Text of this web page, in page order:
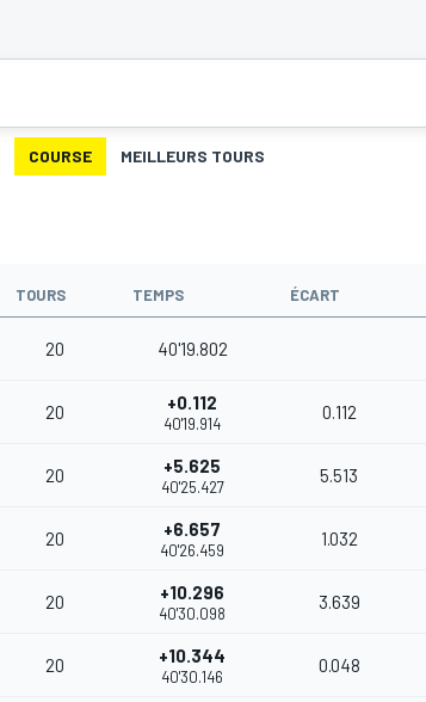
COURSE MEILLEURS TOURS
TOURS TEMPS ÉCART
20 40'19.802
20 +0.112
40'19.914
0.112
20 +5.625
40'25.427
5.513
20 +6.657
40'26.459
1.032
20 +10.296
40'30.098
3.639
20 +10.344
40'30.146
0.048